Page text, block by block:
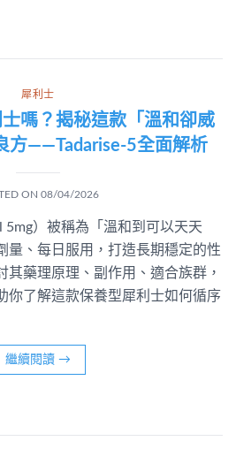
犀利士
嗎？揭秘這款「溫和卻威
方——Tadarise-5全面解析
ON 08/04/2026
5mg）被稱為「溫和到可以天天
量、每日服用，打造長期穩定的性
其藥理原理、副作用、適合族群，
你了解這款保養型犀利士如何循序
繼續閱讀 →